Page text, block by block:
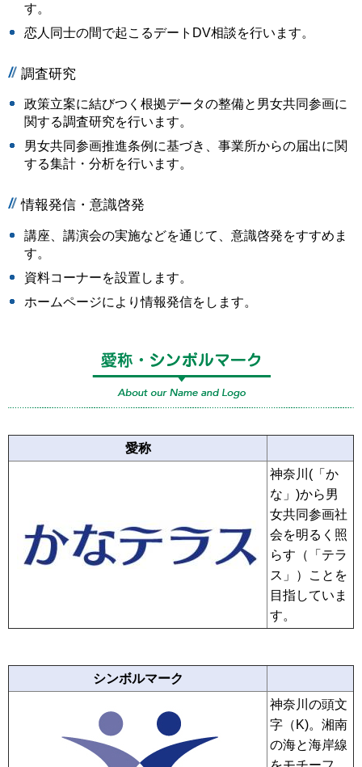
す。
恋人同士の間で起こるデートDV相談を行います。
調査研究
政策立案に結びつく根拠データの整備と男女共同参画に
関する調査研究を行います。
男女共同参画推進条例に基づき、事業所からの届出に関
する集計・分析を行います。
情報発信・意識啓発
講座、講演会の実施などを通じて、意識啓発をすすめま
す。
資料コーナーを設置します。
ホームページにより情報発信をします。
愛称
神奈川(「か
な」)から男
女共同参画社
会を明るく照
らす（「テラ
ス」）ことを
目指していま
す。
シンボルマーク
神奈川の頭文
字（K)。湘南
の海と海岸線